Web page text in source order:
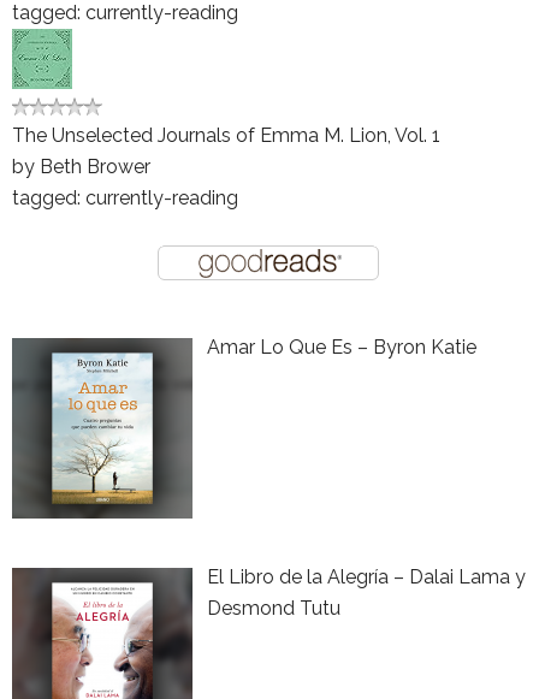
tagged: currently-reading
The Unselected Journals of Emma M. Lion, Vol. 1
by Beth Brower
tagged: currently-reading
Amar Lo Que Es – Byron Katie
El Libro de la Alegría – Dalai Lama y
Desmond Tutu